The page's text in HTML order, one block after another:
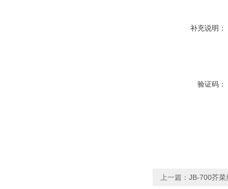
补充说明：
验证码：
上一篇： JB-700芥菜